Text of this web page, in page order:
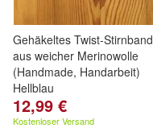
Gehäkeltes Twist-Stirnband
aus weicher Merinowolle
(Handmade, Handarbeit)
Hellblau
12,99 €
Kostenloser Versand